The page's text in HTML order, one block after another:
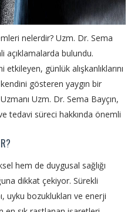
nelerdir? Uzm. Dr. Sema
açıklamalarda bulundu.
günlük alışkanlıklarını
gösteren yaygın bir
Uzm. Dr. Sema Bayçın,
tedavi süreci hakkında önemli
hem de duygusal sağlığı
dikkat çekiyor. Sürekli
uyku bozuklukları ve enerji